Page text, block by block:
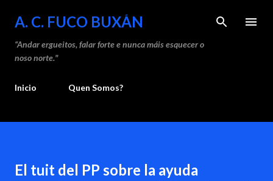
Saltar ao contido principal
A. C. FUCO BUXÁN
“Andar ergueitos, falar forte e nunca máis esquecer o
noso norte."
Inicio Quen Somos?
El tuit del PP sobre la ayuda